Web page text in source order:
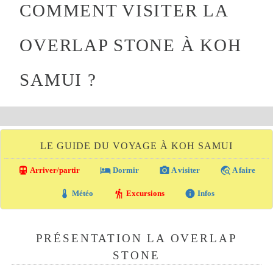
COMMENT VISITER LA
OVERLAP STONE À KOH
SAMUI ?
LE GUIDE DU VOYAGE À KOH SAMUI
directions_transit Arriver/partir local_hotel Dormir photo_camera A visiter travel_explore A faire
thermostat Météo hiking Excursions info Infos
PRÉSENTATION LA OVERLAP
STONE